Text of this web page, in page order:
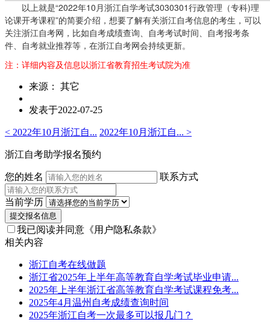
以上就是“2022年10月浙江自学考试3030301行政管理（专科)理
论课开考课程”的简要介绍，想要了解有关浙江自考信息的考生，可以
关注浙江自考网，比如自考成绩查询、自考考试时间、自考报考条
件、自考就业推荐等，在浙江自考网会持续更新。
注：详细内容及信息以浙江省教育招生考试院为准
来源： 其它
发表于2022-07-25
< 2022年10月浙江自... 2022年10月浙江自... >
浙江自考助学报名预约
您的姓名 联系方式
当前学历
提交报名信息
我已阅读并同意 《用户隐私条款》
相关内容
浙江自考在线做题
浙江省2025年上半年高等教育自学考试毕业申请...
2025年上半年浙江省高等教育自学考试课程免考...
2025年4月温州自考成绩查询时间
2025年浙江自考一次最多可以报几门？